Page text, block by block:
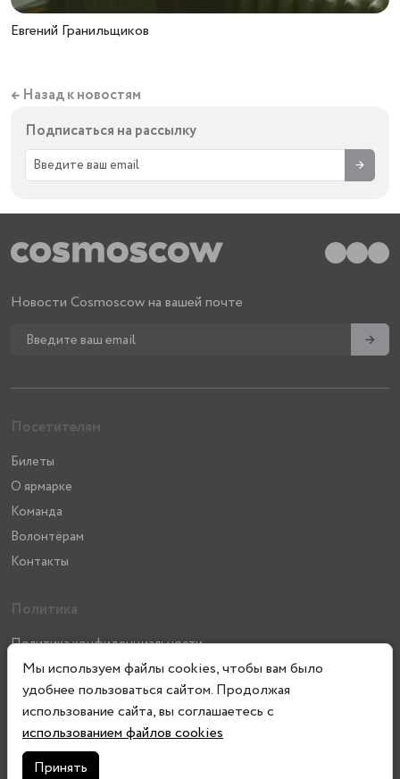
Евгений Гранильщиков
← Назад к новостям
Подписаться на рассылку
→
Новости Cosmoscow на вашей почте
→
Посетителям
Билеты
О ярмарке
Команда
Волонтёрам
Контакты
Политика
Политика конфиденциальности
Регламент Экспертного Совета
Экосистема
Фонд Cosmoscow
Мы используем файлы cookies, чтобы вам было
удобнее пользоваться сайтом. Продолжая
использование сайта, вы соглашаетесь с
использованием файлов cookies
Принять